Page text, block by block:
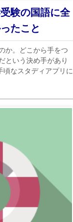
験の国語に全
たこと
か。どこから手をつ
という決め手があり
頃なスタディアプリに